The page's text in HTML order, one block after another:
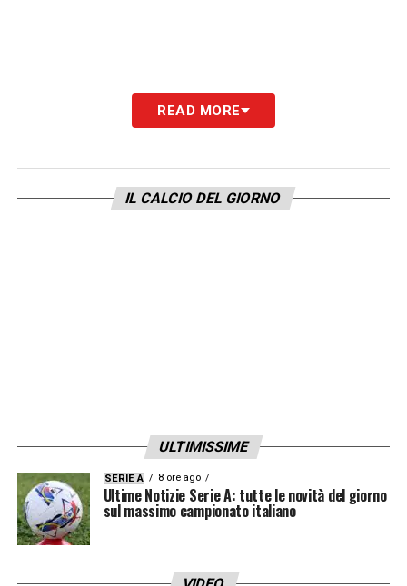
READ MORE
IL CALCIO DEL GIORNO
ULTIMISSIME
SERIE A 8 ore ago
Ultime Notizie Serie A: tutte le novità del giorno
sul massimo campionato italiano